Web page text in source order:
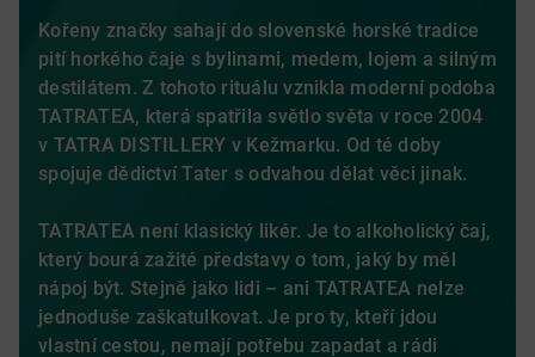
Kořeny značky sahají do slovenské horské tradice
pití horkého čaje s bylinami, medem, lojem a silným
destilátem. Z tohoto rituálu vznikla moderní podoba
TATRATEA, která spatřila světlo světa v roce 2004
v TATRA DISTILLERY v Kežmarku. Od té doby
spojuje dědictví Tater s odvahou dělat věci jinak.
TATRATEA není klasický likér. Je to alkoholický čaj,
který bourá zažité představy o tom, jaký by měl
nápoj být. Stejně jako lidi – ani TATRATEA nelze
jednoduše zaškatulkovat. Je pro ty, kteří jdou
vlastní cestou, nemají potřebu zapadat a rádi